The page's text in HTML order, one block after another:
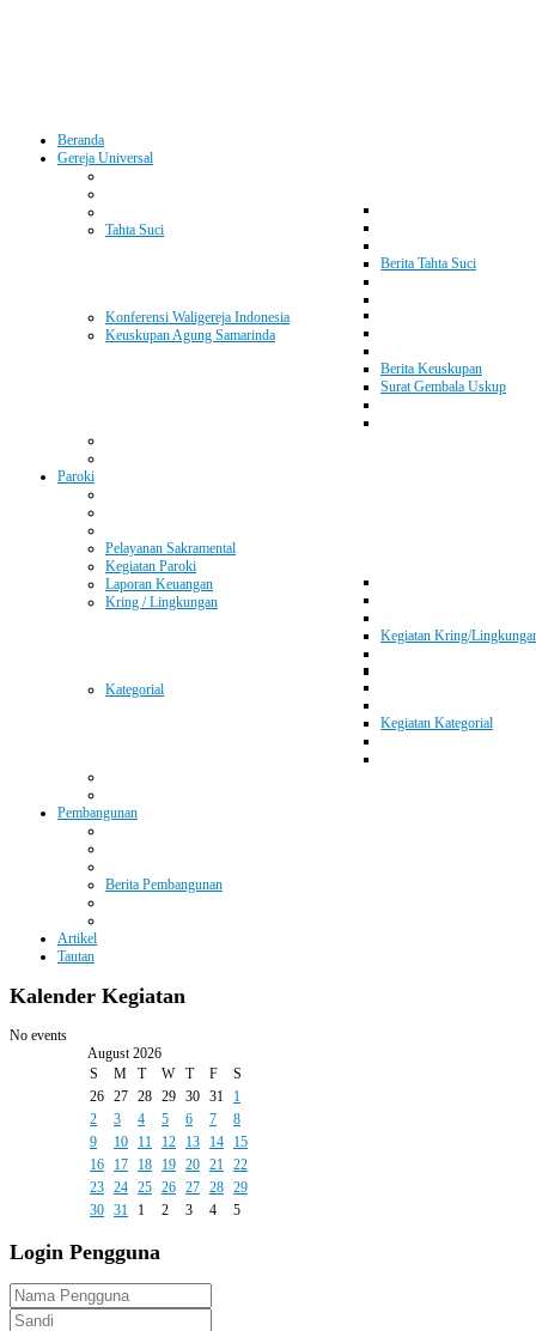
Beranda
Gereja Universal
Tahta Suci
Berita Tahta Suci
Konferensi Waligereja Indonesia
Keuskupan Agung Samarinda
Berita Keuskupan
Surat Gembala Uskup
Paroki
Pelayanan Sakramental
Kegiatan Paroki
Laporan Keuangan
Kring / Lingkungan
Kegiatan Kring/
Kategorial
Kegiatan Kategorial
Pembangunan
Berita Pembangunan
Artikel
Tautan
Kalender Kegiatan
No events
August 2026
S
M T W T F
S
26 27 28 29 30 31
1
2
3 4 5 6 7
8
9
10 11 12 13 14
15
16
17 18 19 20 21 22
23 24 25 26 27 28 29
30 31 1 2 3 4 5
Login Pengguna